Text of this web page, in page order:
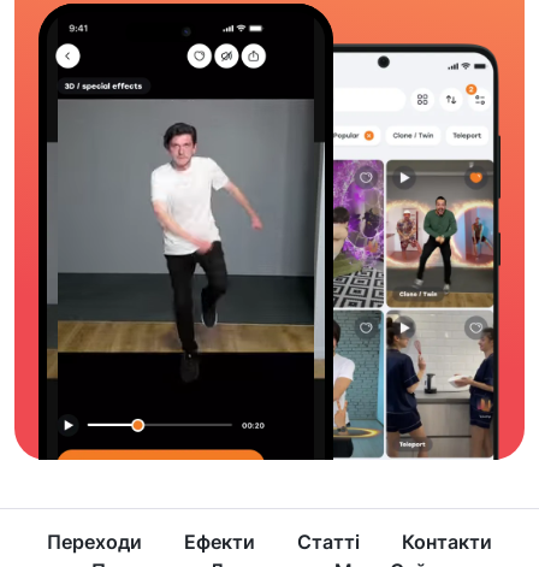
Переходи Ефекти Статті
Контакти